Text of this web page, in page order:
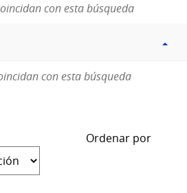
con esta búsqueda
con esta búsqueda
Ordenar por